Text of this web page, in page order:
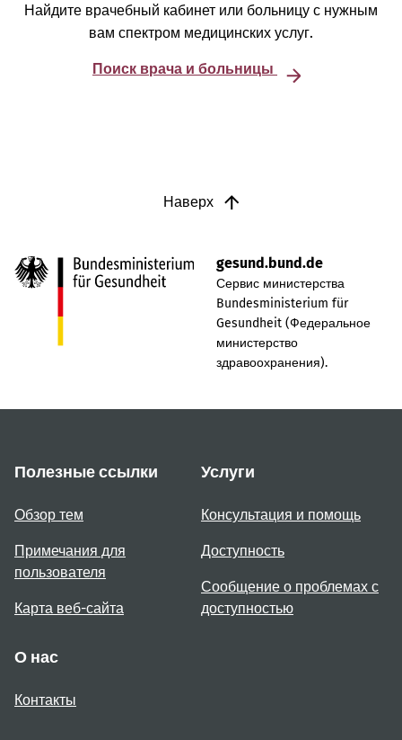
Найдите врачебный кабинет или больницу с нужным
вам спектром медицинских услуг.
Поиск врача и больницы
Наверх
gesund.bund.de
Сервис министерства
Bundesministerium für
Gesundheit (Федеральное
министерство
здравоохранения).
Полезные ссылки
Обзор тем
Примечания для
пользователя
Карта веб-сайта
Услуги
Консультация и помощь
Доступность
Сообщение о проблемах с
доступностью
О нас
Контакты